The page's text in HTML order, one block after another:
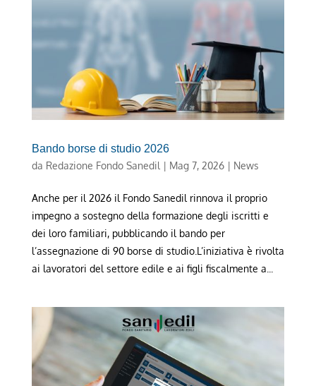
Bando borse di studio 2026
da Redazione Fondo Sanedil | Mag 7, 2026| News
Anche per il 2026 il Fondo Sanedil rinnova il proprio
impegno a sostegno della formazione degli iscritti e
dei loro familiari, pubblicando il bando per
l’assegnazione di 90 borse di studio.L’iniziativa è rivolta
ai lavoratori del settore edile e ai figli fiscalmente a...